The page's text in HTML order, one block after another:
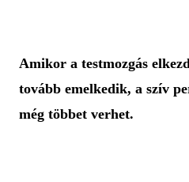
Amikor a testmozgás
tovább emelkedik, a szív
még többet verhet.